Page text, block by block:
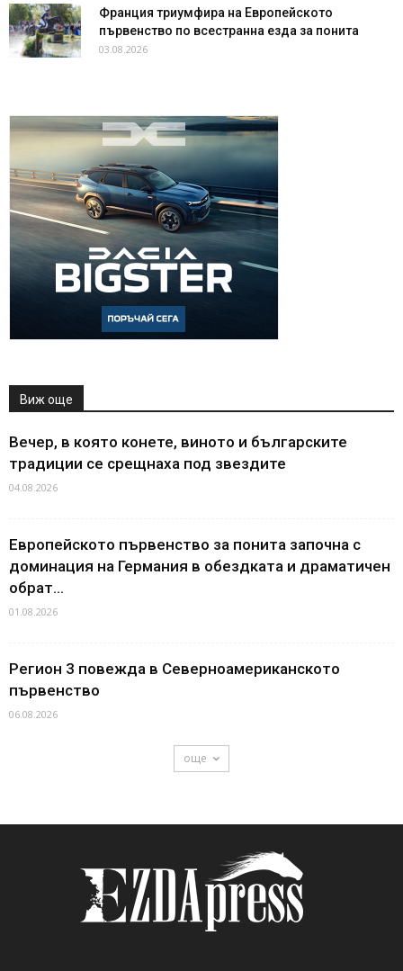
Франция триумфира на Европейското
първенство по всестранна езда за понита
03.08.2026
Виж още
Вечер, в която конете, виното и българските
традиции се срещнаха под звездите
04.08.2026
Европейското първенство за понита започна с
доминация на Германия в обездката и драматичен
обрат...
01.08.2026
Регион 3 повежда в Северноамериканското
първенство
06.08.2026
още